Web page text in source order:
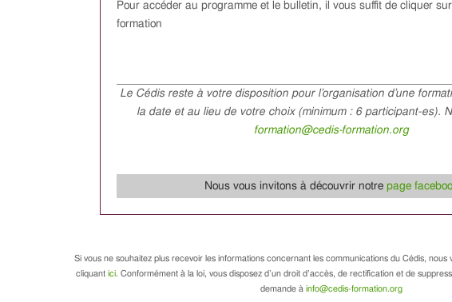
Pour accéder au programme et le bulletin, il vous suffit de cliquer
formation
Le Cédis reste à votre disposition pour l’organisation d’une
la date et au lieu de votre choix (minimum : 6 participant-es).
formation@cedis-formation.org
Nous vous invitons à découvrir notre page
Si vous ne souhaitez plus recevoir les informations concernant les communications du Cédis, nous
cliquant ici. Conformément à la loi, vous disposez d’un droit d’accès, de rectification et de
demande à info@cedis-formation.org